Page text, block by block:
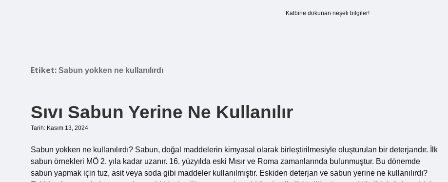
Kalbine dokunan neşeli bilgiler!
Etiket: Sabun yokken ne kullanılırdı
Sıvı Sabun Yerine Ne Kullanılır
Tarih: Kasım 13, 2024
Sabun yokken ne kullanılırdı? Sabun, doğal maddelerin kimyasal olarak birleştirilmesiyle oluşturulan bir deterjandır. İlk
sabun örnekleri MÖ 2. yıla kadar uzanır. 16. yüzyılda eski Mısır ve Roma zamanlarında bulunmuştur. Bu dönemde
sabun yapmak için tuz, asit veya soda gibi maddeler kullanılmıştır. Eskiden deterjan ve sabun yerine ne kullanılırdı?